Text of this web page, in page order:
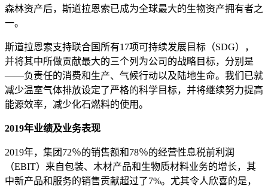
森林资产后，斯道拉恩索已成为全球最大的生物资产拥有者之
一。
斯道拉恩索支持联合国所有17项可持续发展目标（SDG），
并将其中所做贡献最大的三个列为公司的战略目标，分别是
——负责任的消费和生产、气候行动以及陆地生命。我们已就
减少温室气体排放设定了严格的科学目标，并将继续努力提高
能源效率，减少化石燃料的使用。
2019年业绩及业务表现
2019年，集团72％的销售额和78％的经营性息税前利润
（EBIT）来自包装、木材产品和生物质材料业务的增长，其
中新产品和服务的销售贡献超过了7%。尤其令人欣喜的是，